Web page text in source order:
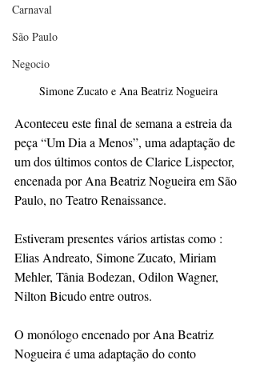
Carnaval
São Paulo
Negocio
Simone Zucato e Ana Beatriz Nogueira
Aconteceu este final de semana a estreia da
peça “Um Dia a Menos”, uma adaptação de
um dos últimos contos de Clarice Lispector,
encenada por Ana Beatriz Nogueira em São
Paulo, no Teatro Renaissance.
Estiveram presentes vários artistas como :
Elias Andreato, Simone Zucato, Miriam
Mehler, Tânia Bodezan, Odilon Wagner,
Nilton Bicudo entre outros.
O monólogo encenado por Ana Beatriz
Nogueira é uma adaptação do conto